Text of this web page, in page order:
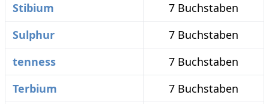
Stibium
7 Buchstaben
Sulphur
7 Buchstaben
tenness
7 Buchstaben
Terbium
7 Buchstaben